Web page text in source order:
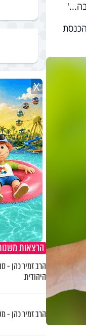
X
הרצאות
הרב זמיר כהן
היהודית
הרב זמיר כהן -